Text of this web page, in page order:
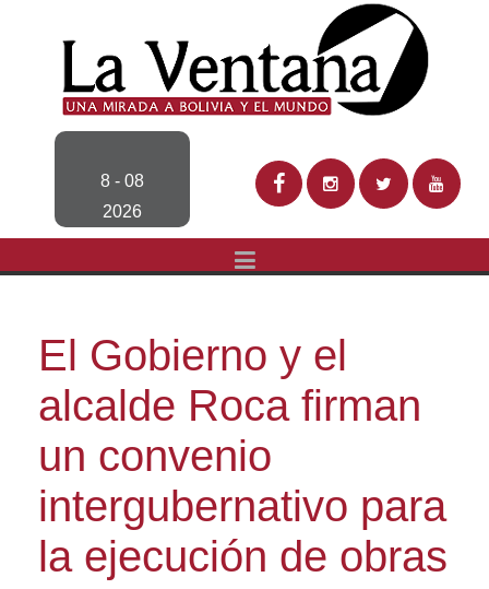
8 - 08
2026
El Gobierno y el
alcalde Roca firman
un convenio
intergubernativo para
la ejecución de obras